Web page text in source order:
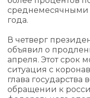
года.
В четверг
объявил о
апреля. Этот срок
ситуация с
глава государства
обращении к